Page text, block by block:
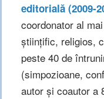
editorială (2009-
coordonator al
științific, religios,
peste 40 de
(simpozioane,
autor și coautor a